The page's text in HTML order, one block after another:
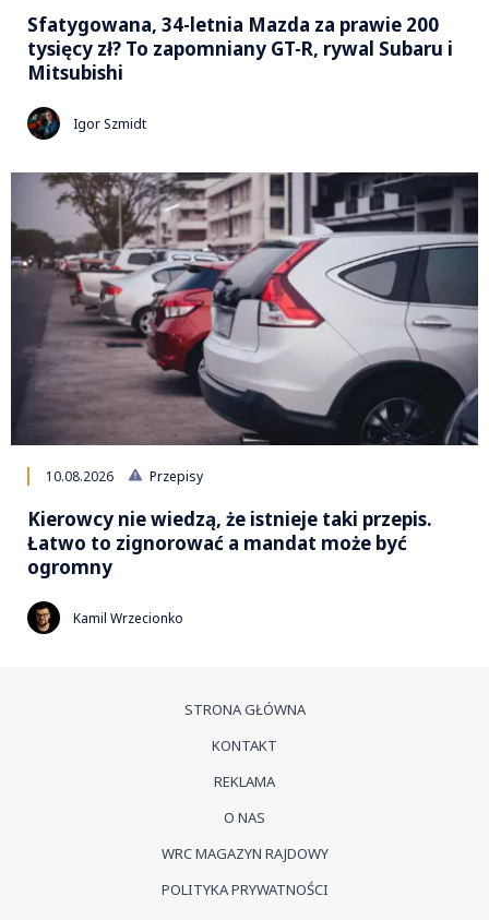
Sfatygowana, 34-letnia Mazda za prawie 200
tysięcy zł? To zapomniany GT-R, rywal Subaru i
Mitsubishi
Igor Szmidt
10.08.2026 Przepisy
Kierowcy nie wiedzą, że istnieje taki przepis.
Łatwo to zignorować a mandat może być
ogromny
Kamil Wrzecionko
STRONA GŁÓWNA
KONTAKT
REKLAMA
O NAS
WRC MAGAZYN RAJDOWY
POLITYKA PRYWATNOŚCI